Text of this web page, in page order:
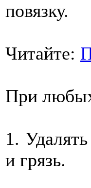
повязку.
Читайте:
При любых
1.
и грязь.